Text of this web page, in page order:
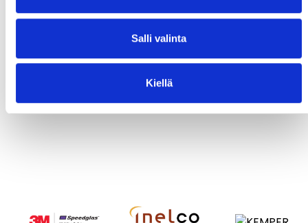
Salli valinta
Kiellä